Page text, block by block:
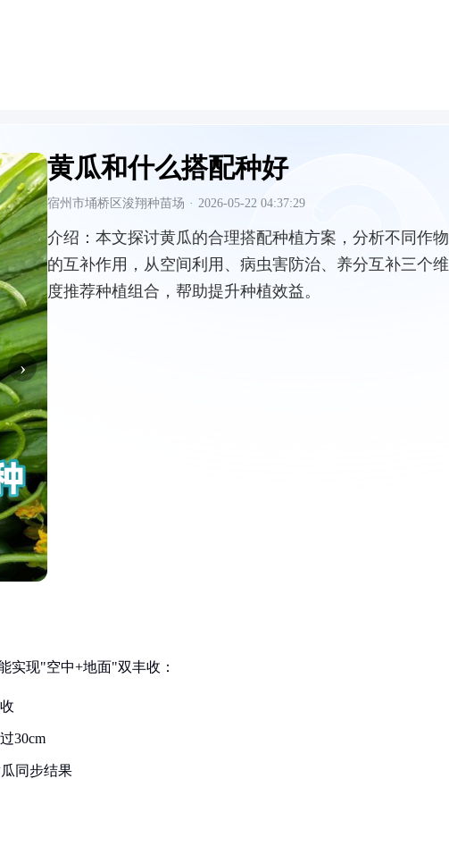
›
黄瓜和什么搭配种好
宿州市埇桥区浚翔种苗场 · 2026-05-22 04:37:29
介绍： 本文探讨黄瓜的合理搭配种植方案，分析不同作物
的互补作用，从空间利用、病虫害防治、养分互补三个维
度推荐种植组合，帮助提升种植效益。
实现"空中+地面"双丰收：
30cm
同步结果